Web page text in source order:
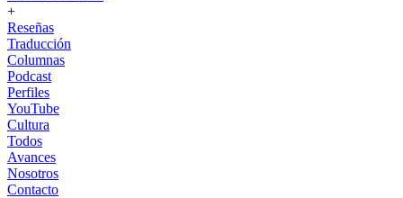
+
Reseñas
Traducción
Columnas
Podcast
Perfiles
YouTube
Cultura
Todos
Avances
Nosotros
Contacto